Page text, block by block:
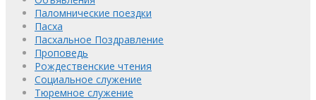
Паломнические поездки
Пасха
Пасхальное Поздравление
Проповедь
Рождественские чтения
Социальное служение
Тюремное служение